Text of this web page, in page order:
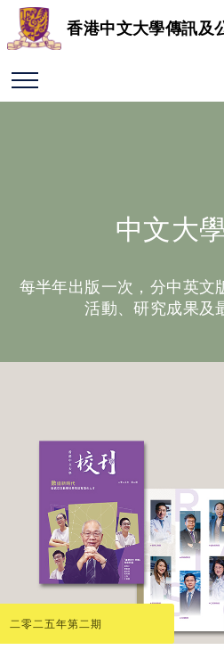
香港中文大學傳訊及
中文大
每半年出版一次，分中英文
活動、研究成果及
二零二五年第二期